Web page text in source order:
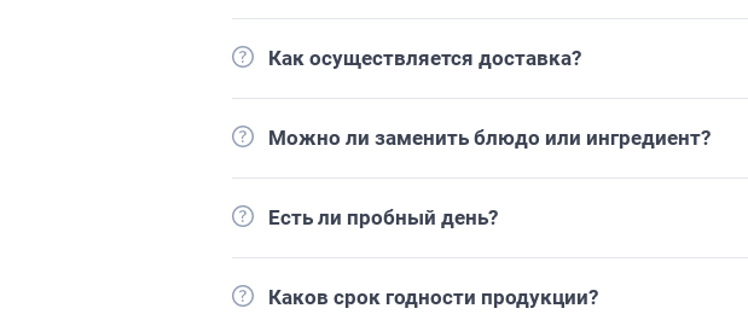
Как осуществляется доставка?
Можно ли заменить блюдо или ингредиент?
Есть ли пробный день?
Каков срок годности продукции?